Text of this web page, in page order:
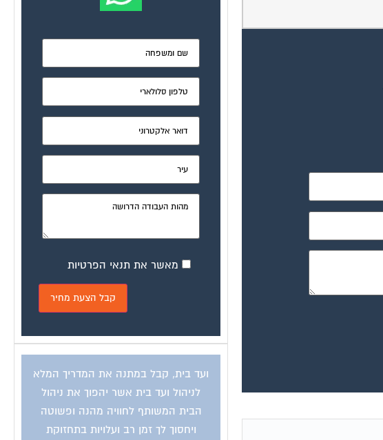
מאשר את תנאי הפרטיות
ועד בית, קבל במתנה את המדריך המלא
לניהול ועד בית אשר יהפוך את ניהול
הבית המשותף לחוויה מהנה ופשוטה
ויחסוך לך זמן רב ועלויות בתחזוקת